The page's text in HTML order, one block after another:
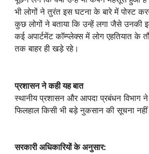
भी लोगों ने तुरंत इस घटना के बारे में पोस्ट
कुछ लोगों ने बताया कि उन्हें लगा जैसे उनकी
कई अपार्टमेंट कॉम्प्लेक्स में लोग एहतियात के
तक बाहर ही खड़े रहे।
प्रशासन ने कही यह बात
स्थानीय प्रशासन और आपदा प्रबंधन विभाग ने
फिलहाल किसी भी बड़े नुकसान की सूचना नहीं
सरकारी अधिकारियों के अनुसार: